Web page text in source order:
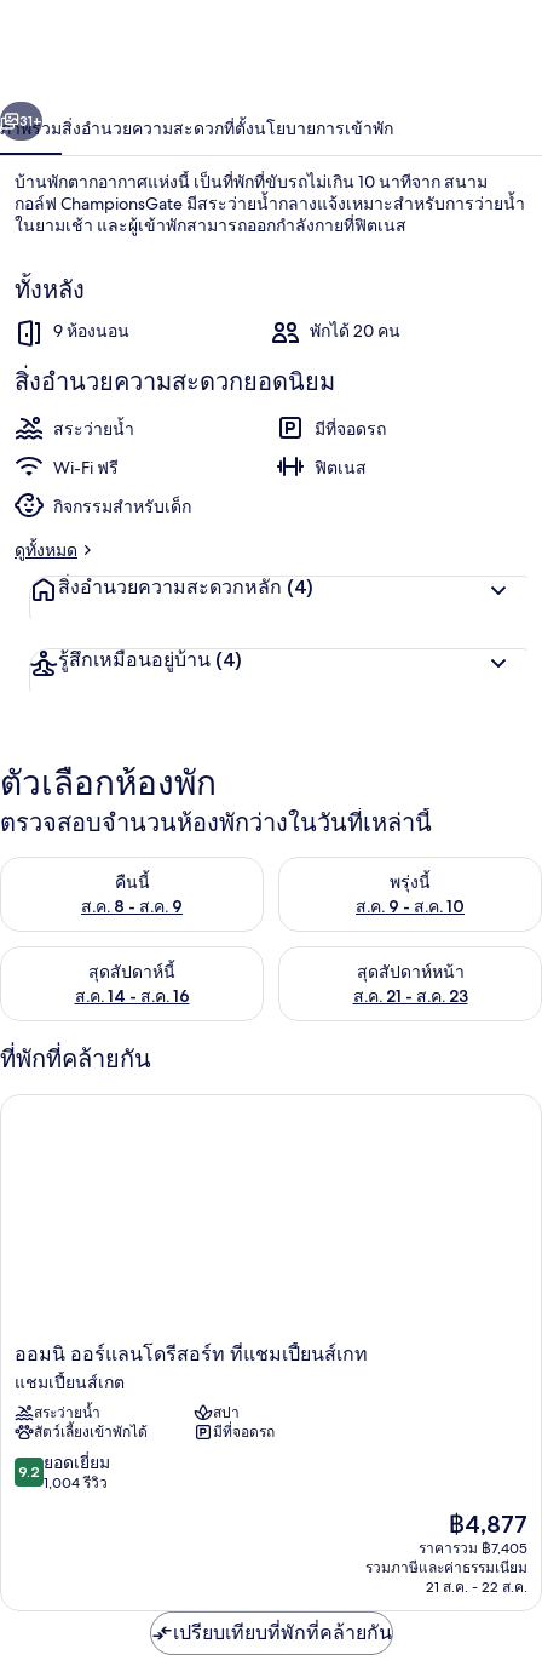
วิลล่า, หลายเตียง | สระว่ายน้ำกลางแจ้ง
า
ถัดไป
31+
ภาพรวมสิ่งอำนวยความสะดวกที่ตั้งนโยบายการเข้าพัก
บ้านพักตากอากาศแห่งนี้ เป็นที่พักที่ขับรถไม่เกิน 10 นาทีจาก สนาม
กอล์ฟ ChampionsGate มีสระว่ายน้ำกลางแจ้งเหมาะสำหรับการว่ายน้ำ
ในยามเช้า และผู้เข้าพักสามารถออกกำลังกายที่ฟิตเนส
ทั้งหลัง
9 ห้องนอน พักได้ 20 คน
สิ่งอำนวยความสะดวกยอดนิยม
สระว่ายน้ำ
มีที่จอดรถ
Wi-Fi ฟรี
ฟิตเนส
กิจกรรมสำหรับเด็ก
ดูทั้งหมด
สิ่งอำนวยความสะดวกหลัก (4)
รู้สึกเหมือนอยู่บ้าน (4)
ตัวเลือกห้องพัก
ตรวจสอบจำนวนห้องพักว่างในวันที่เหล่านี้
คืนนี้
ส.ค. 8 - ส.ค. 9
ตรวจสอบจำนวนห้องพักว่างในคืนนี้ ส.ค. 8 - ส.ค. 9พรุ่งนี้
ส.ค. 9 - ส.ค. 10
ตรวจสอบจำนวนห้องพักว่างใน
สุดสัปดาห์นี้
ส.ค. 14 - ส.ค. 16
ตรวจสอบจำนวนห้องพักว่างในสุดสัปดาห์นี้ ส.ค. 14 - ส.ค. 16
สุดสัปดาห์หน้า
ส.ค. 21 - ส.ค. 23
ตรวจสอบจำนวนห้องพักว่างใน
ที่พักที่คล้ายกัน
ออม
ออร์
แลน
โด
รีสอร์ท
ที่
เกต
ออมนิ ออร์แลนโดรีสอร์ท ที่แชมเปี้ยนส์เกท
แชมเปี้ยนส์เกต
สระว่ายน้ำ
สปา
สัตว์เลี้ยงเข้าพักได้
มีที่จอดรถ
9.2
จาก
9.2 ยอดเยี่ยม
1,004 รีวิว
ราคา
ปัจจุบัน
คือ
฿4,877
฿4,877
ราคารวม ฿7,405
รวมภาษีและค่าธรรมเนียม
21 ส.ค. - 22 ส.ค.
ออมนิ ออร์แลนโดรีสอร์ท ที่แชมเปี้ยนส์เกท
เปรียบเทียบที่พักที่คล้ายกัน